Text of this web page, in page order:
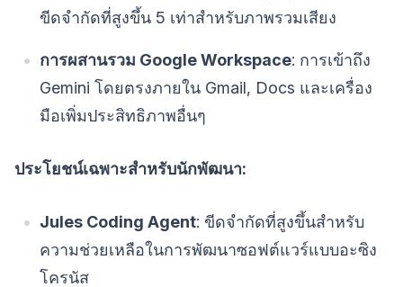
ขีดจำกัดที่สูงขึ้น 5 เท่าสำหรับภาพรวมเสียง
การผสานรวม Google Workspace: การเข้าถึง
Gemini โดยตรงภายใน Gmail, Docs และเครื่อง
มือเพิ่มประสิทธิภาพอื่นๆ
ประโยชน์เฉพาะสำหรับนักพัฒนา:
Jules Coding Agent: ขีดจำกัดที่สูงขึ้นสำหรับ
ความช่วยเหลือในการพัฒนาซอฟต์แวร์แบบอะซิง
โครนัส